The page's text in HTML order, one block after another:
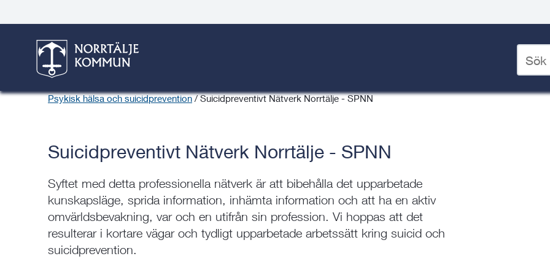
sökord
desktop
Trygg i Norrtälje kommun (TiNK)
Här är du:
Psykisk hälsa och suicidprevention / Suicidpreventivt Nätverk Norrtälje - SPNN
Suicidpreventivt Nätverk Norrtälje - SPNN
Syftet med detta professionella nätverk är att bibehålla det upparbetade
kunskapsläge, sprida information, inhämta information och att ha en aktiv
omvärldsbevakning, var och en utifrån sin profession. Vi hoppas att det
resulterar i kortare vägar och tydligt upparbetade arbetssätt kring suicid och
suicidprevention.